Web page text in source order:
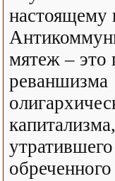
настоящему
мятеж – это
реваншизма